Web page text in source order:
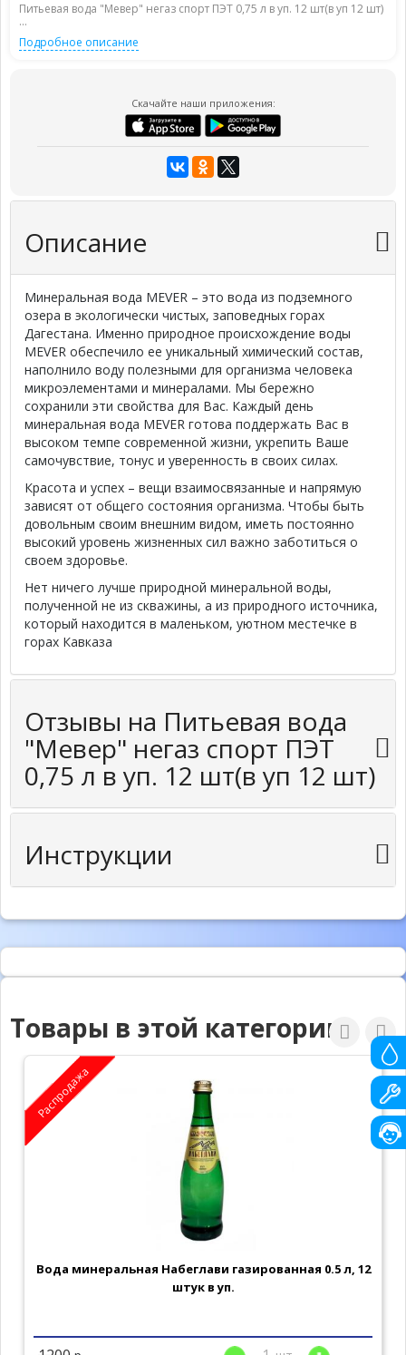
Питьевая вода "Мевер" негаз спорт ПЭТ 0,75 л в уп. 12 шт(в уп 12 шт)
...
Подробное описание
Скачайте наши приложения:
Описание
Минеральная вода MEVER – это вода из подземного
озера в экологически чистых, заповедных горах
Дагестана. Именно природное происхождение воды
MEVER обеспечило ее уникальный химический состав,
наполнило воду полезными для организма человека
микроэлементами и минералами. Мы бережно
сохранили эти свойства для Вас. Каждый день
минеральная вода MEVER готова поддержать Вас в
высоком темпе современной жизни, укрепить Ваше
самочувствие, тонус и уверенность в своих силах.
Красота и успех – вещи взаимосвязанные и напрямую
зависят от общего состояния организма. Чтобы быть
довольным своим внешним видом, иметь постоянно
высокий уровень жизненных сил важно заботиться о
своем здоровье.
Нет ничего лучше природной минеральной воды,
полученной не из скважины, а из природного источника,
который находится в маленьком, уютном местечке в
горах Кавказа
Отзывы на Питьевая вода
"Мевер" негаз спорт ПЭТ
0,75 л в уп. 12 шт(в уп 12 шт)
Инструкции
Товары в этой категории
Распродажа
Вода минеральная Набеглави газированная 0.5 л, 12
штук в уп.